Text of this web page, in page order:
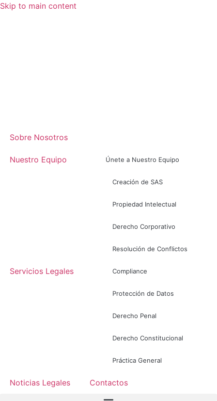
Skip to main content
Sobre Nosotros
Nuestro Equipo Únete a Nuestro Equipo
Servicios Legales
Creación de SAS
Propiedad Intelectual
Derecho Corporativo
Resolución de Conflictos
Compliance
Protección de Datos
Derecho Penal
Derecho Constitucional
Práctica General
Noticias Legales Contactos